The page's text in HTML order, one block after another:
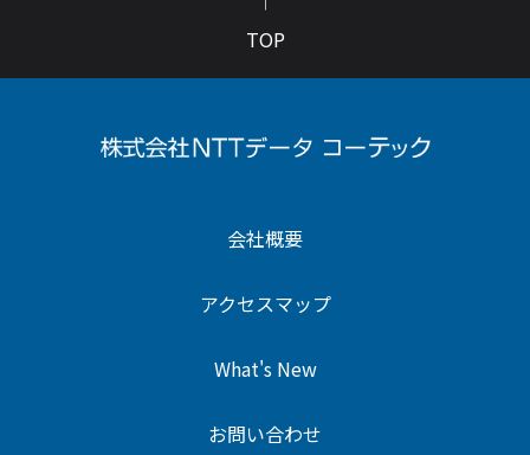
TOP
会社概要
アクセスマップ
What's New
お問い合わせ